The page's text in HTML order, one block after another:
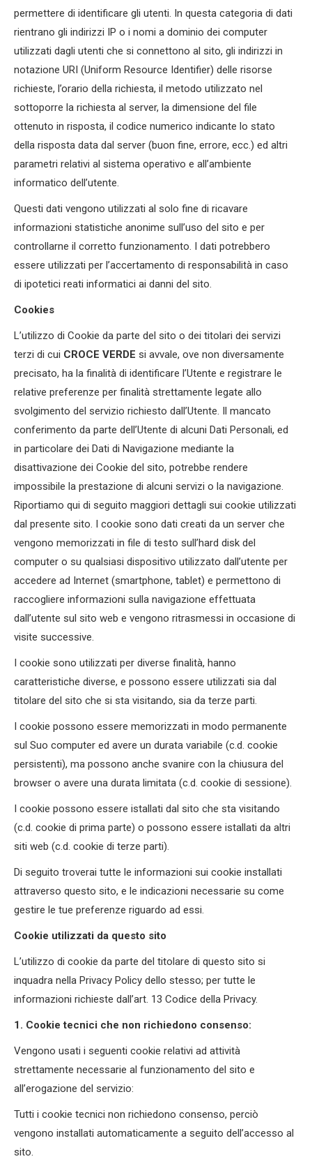
permettere di identificare gli utenti. In questa categoria di dati
rientrano gli indirizzi IP o i nomi a dominio dei computer
utilizzati dagli utenti che si connettono al sito, gli indirizzi in
notazione URI (Uniform Resource Identifier) delle risorse
richieste, l’orario della richiesta, il metodo utilizzato nel
sottoporre la richiesta al server, la dimensione del file
ottenuto in risposta, il codice numerico indicante lo stato
della risposta data dal server (buon fine, errore, ecc.) ed altri
parametri relativi al sistema operativo e all’ambiente
informatico dell’utente.
Questi dati vengono utilizzati al solo fine di ricavare
informazioni statistiche anonime sull’uso del sito e per
controllarne il corretto funzionamento. I dati potrebbero
essere utilizzati per l’accertamento di responsabilità in caso
di ipotetici reati informatici ai danni del sito.
Cookies
L’utilizzo di Cookie da parte del sito o dei titolari dei servizi
terzi di cui CROCE VERDE si avvale, ove non diversamente
precisato, ha la finalità di identificare l’Utente e registrare le
relative preferenze per finalità strettamente legate allo
svolgimento del servizio richiesto dall’Utente. Il mancato
conferimento da parte dell’Utente di alcuni Dati Personali, ed
in particolare dei Dati di Navigazione mediante la
disattivazione dei Cookie del sito, potrebbe rendere
impossibile la prestazione di alcuni servizi o la navigazione.
Riportiamo qui di seguito maggiori dettagli sui cookie utilizzati
dal presente sito. I cookie sono dati creati da un server che
vengono memorizzati in file di testo sull’hard disk del
computer o su qualsiasi dispositivo utilizzato dall’utente per
accedere ad Internet (smartphone, tablet) e permettono di
raccogliere informazioni sulla navigazione effettuata
dall’utente sul sito web e vengono ritrasmessi in occasione di
visite successive.
I cookie sono utilizzati per diverse finalità, hanno
caratteristiche diverse, e possono essere utilizzati sia dal
titolare del sito che si sta visitando, sia da terze parti.
I cookie possono essere memorizzati in modo permanente
sul Suo computer ed avere un durata variabile (c.d. cookie
persistenti), ma possono anche svanire con la chiusura del
browser o avere una durata limitata (c.d. cookie di sessione).
I cookie possono essere istallati dal sito che sta visitando
(c.d. cookie di prima parte) o possono essere istallati da altri
siti web (c.d. cookie di terze parti).
Di seguito troverai tutte le informazioni sui cookie installati
attraverso questo sito, e le indicazioni necessarie su come
gestire le tue preferenze riguardo ad essi.
Cookie utilizzati da questo sito
L’utilizzo di cookie da parte del titolare di questo sito si
inquadra nella Privacy Policy dello stesso; per tutte le
informazioni richieste dall’art. 13 Codice della Privacy.
1. Cookie tecnici che non richiedono consenso:
Vengono usati i seguenti cookie relativi ad attività
strettamente necessarie al funzionamento del sito e
all’erogazione del servizio:
Tutti i cookie tecnici non richiedono consenso, perciò
vengono installati automaticamente a seguito dell’accesso al
sito.